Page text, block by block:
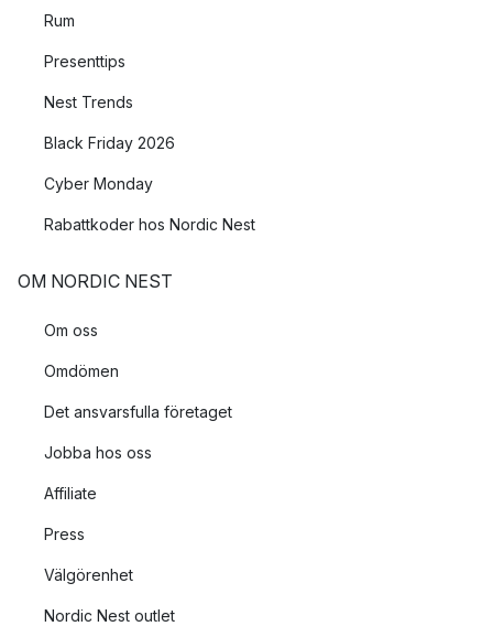
Rum
Presenttips
Nest Trends
Black Friday 2026
Cyber Monday
Rabattkoder hos Nordic Nest
OM NORDIC NEST
Om oss
Omdömen
Det ansvarsfulla företaget
Jobba hos oss
Affiliate
Press
Välgörenhet
Nordic Nest outlet